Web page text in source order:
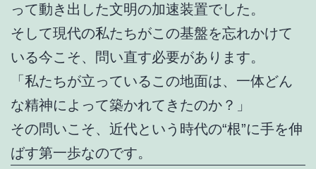
って動き出した文明の加速装置でした。
そして現代の私たちがこの基盤を忘れかけて
いる今こそ、問い直す必要があります。
「私たちが立っているこの地面は、一体どん
な精神によって築かれてきたのか？」
その問いこそ、近代という時代の“根”に手を伸
ばす第一歩なのです。